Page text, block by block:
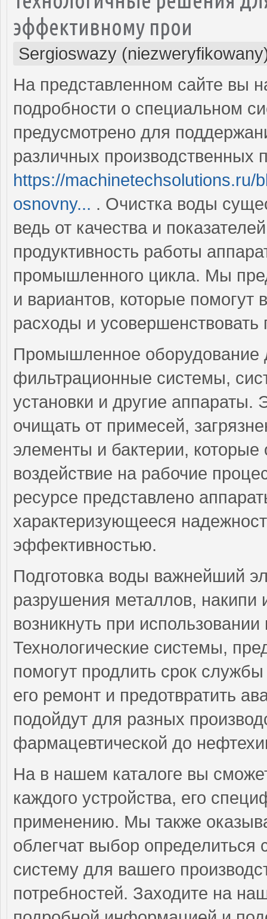
эффективному прои
Sergioswazy
На представленном сайте вы
подробности о специальном
предусмотрено для
различных производственных
https://machinetechsolutions.ru/
osnovny... . Очистка воды
ведь от качества и
продуктивность работы
промышленного цикла. Мы
и вариантов, которые помогут
расходы и
Промышленное оборудование
фильтрационные системы,
установки и другие аппараты.
очищать от примесей,
элементы и бактерии,
воздействие на рабочие
ресурсе представлено
характеризующееся
эффективностью.
Подготовка воды важнейший
разрушения металлов, накипи
возникнуть при
Технологические системы,
помогут продлить срок
его ремонт и предотвратить
подойдут для разных
фармацевтической до
На в нашем каталоге вы
каждого устройства, его
применению. Мы также
облегчат выбор
систему для вашего
потребностей. Заходите на